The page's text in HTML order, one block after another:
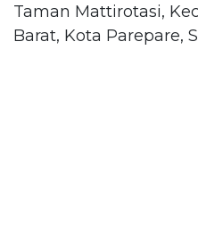
Taman Mattirotasi,
Barat, Kota Parepare,